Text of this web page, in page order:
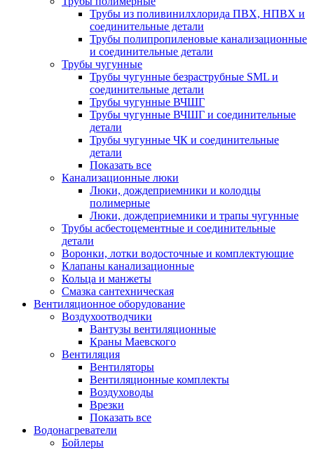
Трубы из поливинилхлорида ПВХ, НПВХ и
соединительные детали
Трубы полипропиленовые канализационные
и соединительные детали
Трубы чугунные
Трубы чугунные безраструбные SML и
соединительные детали
Трубы чугунные ВЧШГ
Трубы чугунные ВЧШГ и соединительные
детали
Трубы чугунные ЧК и соединительные
детали
Показать все
Канализационные люки
Люки, дождеприемники и колодцы
полимерные
Люки, дождеприемники и трапы чугунные
Трубы асбестоцементные и соединительные
детали
Воронки, лотки водосточные и комплектующие
Клапаны канализационные
Кольца и манжеты
Смазка сантехническая
Вентиляционное оборудование
Воздухоотводчики
Вантузы вентиляционные
Краны Маевского
Вентиляция
Вентиляторы
Вентиляционные комплекты
Воздуховоды
Врезки
Показать все
Водонагреватели
Бойлеры